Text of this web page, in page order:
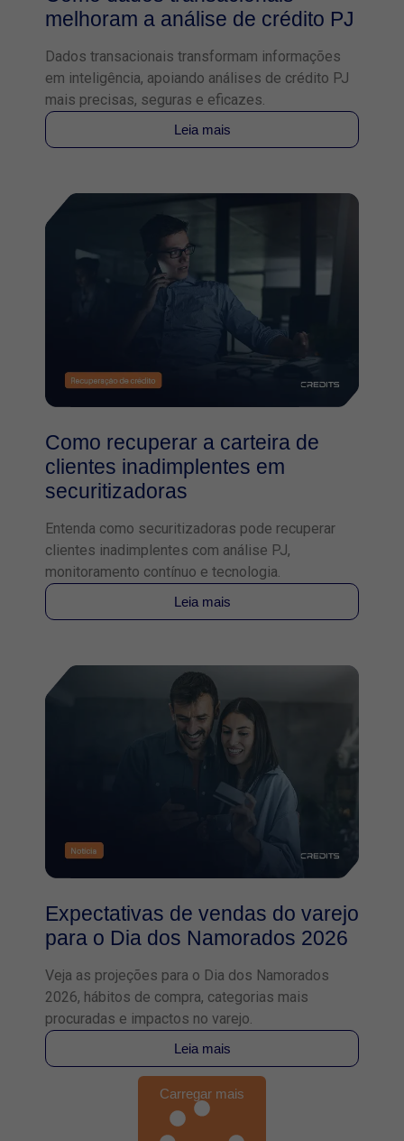
melhoram a análise de crédito PJ
Dados transacionais transformam informações
em inteligência, apoiando análises de crédito PJ
mais precisas, seguras e eficazes.
Leia mais
Como recuperar a carteira de
clientes inadimplentes em
securitizadoras
Entenda como securitizadoras pode recuperar
clientes inadimplentes com análise PJ,
monitoramento contínuo e tecnologia.
Leia mais
Expectativas de vendas do varejo
para o Dia dos Namorados 2026
Veja as projeções para o Dia dos Namorados
2026, hábitos de compra, categorias mais
procuradas e impactos no varejo.
Leia mais
Carregar mais